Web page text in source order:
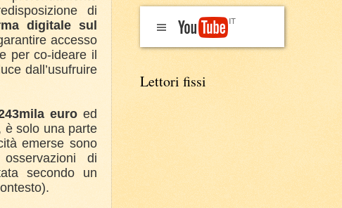
di
digitale sul
accesso
per co-ideare il
dall’usufruire
euroed
è solo una parte
emerse sono
di
secondo un
Lettori fissi